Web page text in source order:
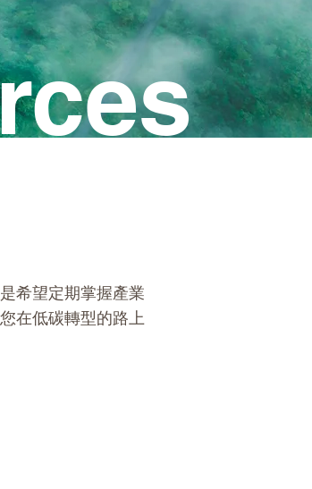
希望定期掌握產業
在低碳轉型的路上